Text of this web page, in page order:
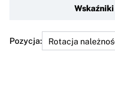
Pozycja: